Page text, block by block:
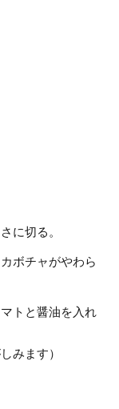
に切る。
ボチャがやわら
トと醤油を入れ
みます）